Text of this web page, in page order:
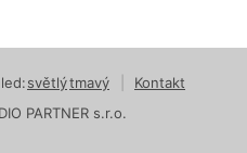
světlýtmavý
Kontakt
PARTNER s.r.o.